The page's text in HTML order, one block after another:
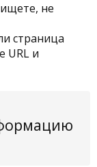
не
страница
URL и